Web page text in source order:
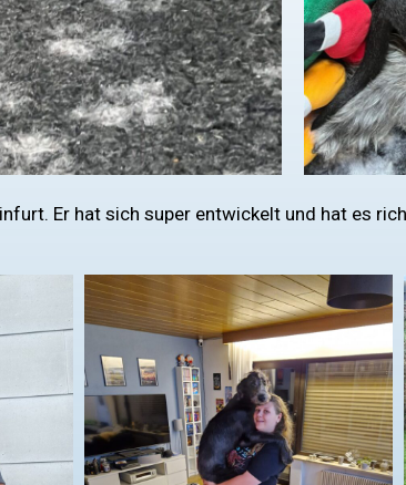
Er hat sich super entwickelt und hat es